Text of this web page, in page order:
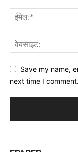
Save my name,
next time I comment.